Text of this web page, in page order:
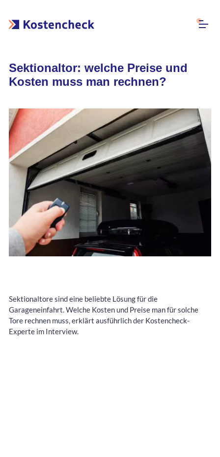
Sektionaltor: welche Preise und
Kosten muss man rechnen?
Sektionaltore sind eine beliebte Lösung für die
Garageneinfahrt. Welche Kosten und Preise man für solche
Tore rechnen muss, erklärt ausführlich der Kostencheck-
Experte im Interview.